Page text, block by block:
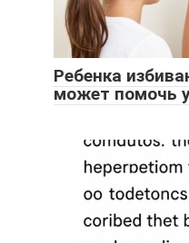
Ребенка
может помочь